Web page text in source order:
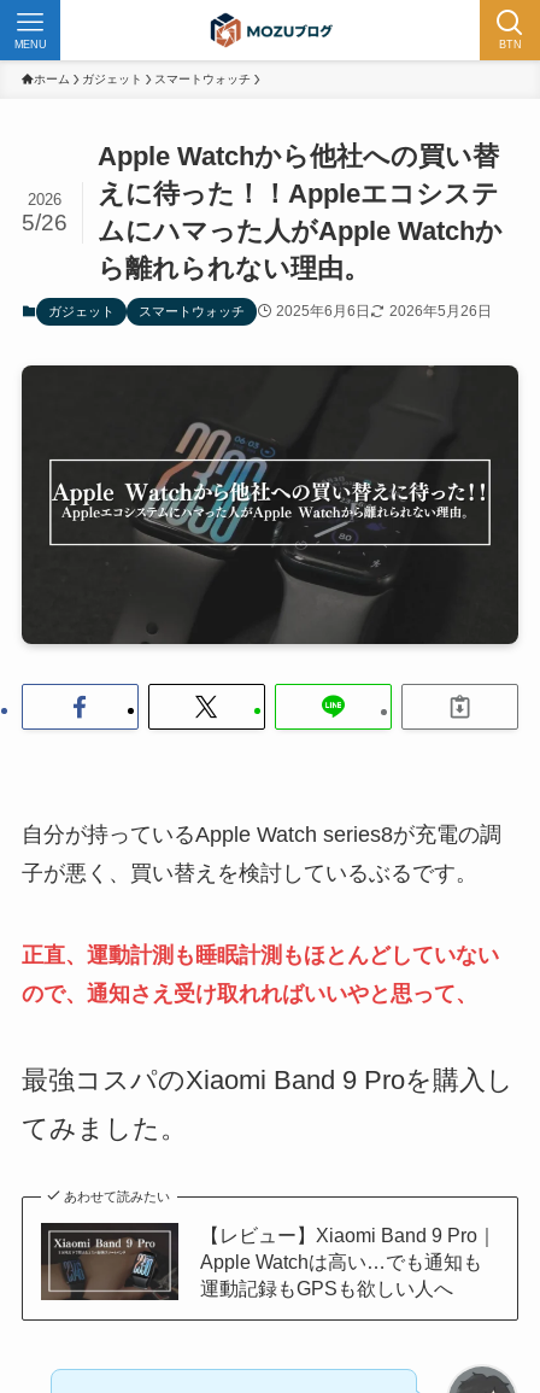
BTN
MENU
ホーム ガジェット スマートウォッチ
Apple Watchから他社への買い替
えに待った！！Appleエコシステ
ムにハマった人がApple Watchか
ら離れられない理由。
2026
5/26
ガジェット スマートウォッチ 2025年6月6日 2026年5月26日
自分が持っているApple Watch series8が充電の調
子が悪く、買い替えを検討しているぶるです。
正直、運動計測も睡眠計測もほとんどしていない
ので、通知さえ受け取れればいいやと思って、
最強コスパのXiaomi Band 9 Proを購入し
てみました。
あわせて読みたい
【レビュー】Xiaomi Band 9 Pro｜
Apple Watchは高い…でも通知も
運動記録もGPSも欲しい人へ